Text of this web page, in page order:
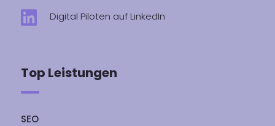
 Digital Piloten auf LinkedIn
Top Leistungen
SEO